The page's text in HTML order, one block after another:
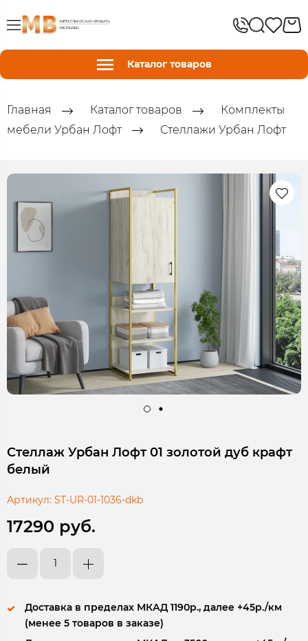
Каталог товаров
Главная Каталог товаров
Комплекты
мебели Урбан Лофт
Стеллажи Урбан Лофт
Стеллаж Урбан Лофт 01 золотой дуб крафт
белый
Артикул: ST-UR-01-1036-dkb
17290 руб.
Доставка в пределах МКАД 1190р., далее +45р./км
(менее 5 товаров в заказе)